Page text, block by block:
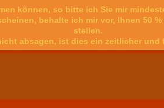
können, so bitte ich Sie mir
behalte ich mir vor, Ihnen 50
stellen.
absagen, ist dies ein zeitlicher und